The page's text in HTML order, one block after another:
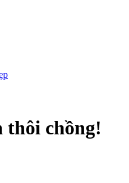
thôi chồng!